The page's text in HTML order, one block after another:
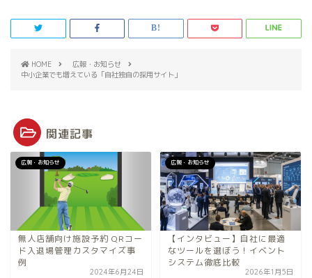
HOME
広報・お知らせ
中小企業でも増えている「自社独自の採用サイト」
関連記事
広報・お知らせ
無人店舗向け施設予約 QRコー
ド入退場管理カスタマイズ事
例
2024年6月24日
広報・お知らせ
【インタビュー】自社に最適
なツールを選ぼう！イベント
システム徹底比較
2026年1月5日